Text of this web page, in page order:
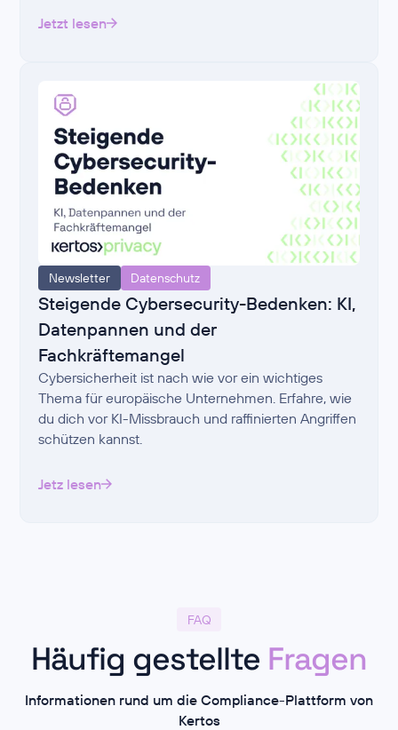
Jetzt lesen
Newsletter Datenschutz
Steigende Cybersecurity-Bedenken: KI,
Datenpannen und der
Fachkräftemangel
Cybersicherheit ist nach wie vor ein wichtiges
Thema für europäische Unternehmen. Erfahre, wie
du dich vor KI-Missbrauch und raffinierten Angriffen
schützen kannst.
Jetz lesen
FAQ
Häufig gestellte Fragen
Informationen rund um die Compliance-Plattform von
Kertos